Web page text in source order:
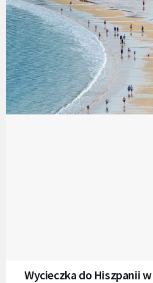
Wycieczka do Hiszpanii